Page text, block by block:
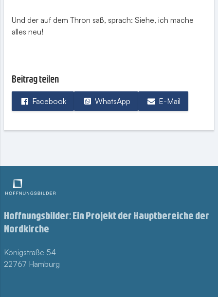
Und der auf dem Thron saß, sprach: Siehe, ich mache
alles neu!
Beitrag teilen
Facebook WhatsApp E-Mail
Hoffnungsbilder: Ein Projekt der Hauptbereiche der
Nordkirche
Königstraße 54
22767 Hamburg